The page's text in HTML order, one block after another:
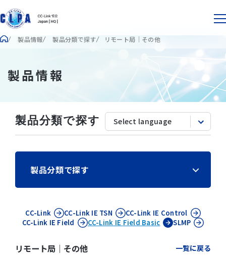
製品情報 製品分類で探す リモート局｜その他
製品情報
製品分類で探す
製品分類で探す
CC-Link CC-Link IE TSN CC-Link IE Control
CC-Link IE Field CC-Link IE Field Basic SLMP
リモート局｜その他 一覧に戻る